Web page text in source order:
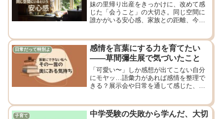
妹の里帰り出産をきっかけに、改めて感
じた「会うこと」の大切さ。同じ空間に
誰かがいる安心感、家族との距離、今し
日常だって特別よ
感情を言葉にする力を育てたい
——草間彌生展で気づいたこと
「可愛い〜」しか感想が出てこない自分
にモヤッ…語彙力があれば感情を整理で
きる？展示会や日常を通して感じた、言
子育て
中学受験の失敗から学んだ、大切